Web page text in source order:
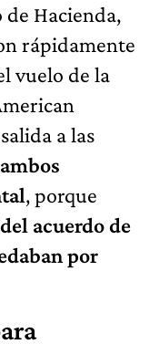
de Hacienda,
rápidamente
vuelo de la
a las
, porque
acuerdo de
por